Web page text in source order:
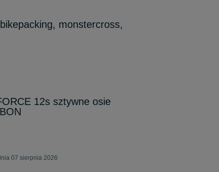
monstercross,
12s sztywne osie
07 sierpnia 2026